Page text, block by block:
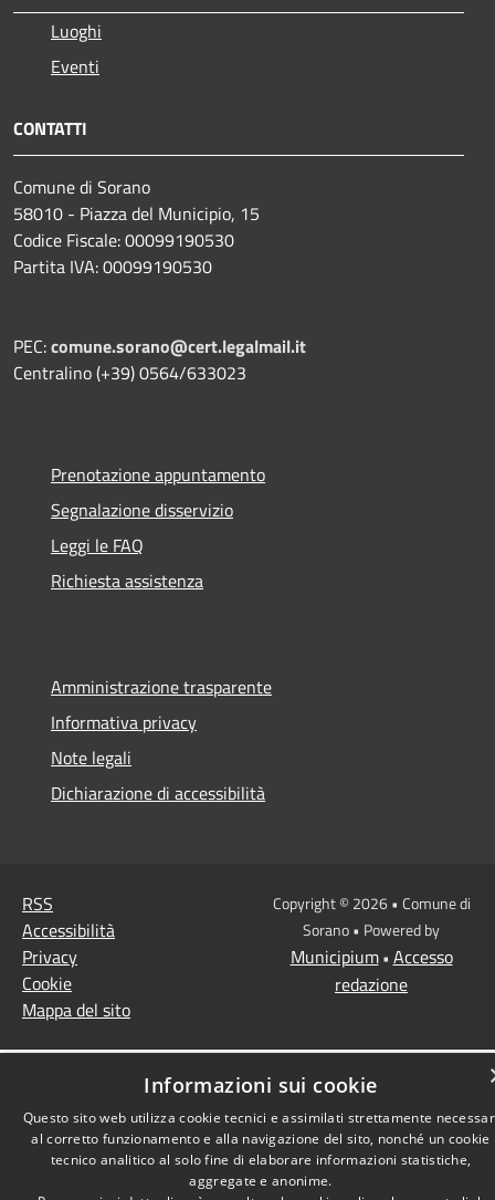
Luoghi
Eventi
CONTATTI
Comune di Sorano
58010 - Piazza del Municipio, 15
Codice Fiscale: 00099190530
Partita IVA: 00099190530
PEC:comune.sorano@cert.legalmail.it
Centralino (+39) 0564/633023
Prenotazione appuntamento
Segnalazione disservizio
Leggi le FAQ
Richiesta assistenza
Amministrazione trasparente
Informativa privacy
Note legali
Dichiarazione di accessibilità
RSS
Accessibilità
Privacy
Cookie
Mappa del sito
Copyright © 2026 • Comune di
Sorano • Powered by
Municipium• Accesso
redazione
Informazioni sui cookie
Questo sito web utilizza cookie tecnici e assimilati strettamente
al corretto funzionamento e alla navigazione del sito, nonché un cookie
tecnico analitico al solo fine di elaborare informazioni statistiche,
aggregate e anonime.